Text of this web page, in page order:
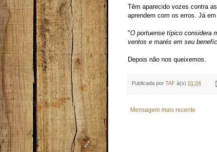
Têm aparecido vozes contra
aprendem com os erros. Já
"O portuense típico considera
ventos e marés em seu
Depois não nos queixemos.
Publicada por TAF à(s) 01:04
Mensagem mais recente